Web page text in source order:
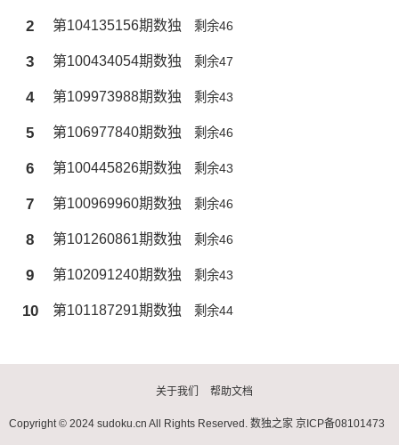
2 第104135156期数独 剩余46
3 第100434054期数独 剩余47
4 第109973988期数独 剩余43
5 第106977840期数独 剩余46
6 第100445826期数独 剩余43
7 第100969960期数独 剩余46
8 第101260861期数独 剩余46
9 第102091240期数独 剩余43
10 第101187291期数独 剩余44
关于我们 帮助文档
Copyright © 2024 sudoku.cn All Rights Reserved. 数独之家 京ICP备08101473